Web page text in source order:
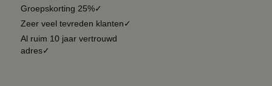
Groepskorting 25%✓
Zeer veel tevreden klanten✓
Al ruim 10 jaar vertrouwd
adres✓